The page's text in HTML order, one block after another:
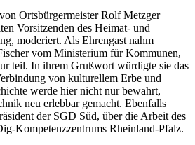
Ortsbürgermeister Rolf Metzger
Vorsitzenden des Heimat- und
moderiert. Als Ehrengast nahm
vom Ministerium für Kommunen,
teil. In ihrem Grußwort würdigte sie das
von kulturellem Erbe und
werde hier nicht nur bewahrt,
neu erlebbar gemacht. Ebenfalls
der SGD Süd, über die Arbeit des
Kompetenzzentrums Rheinland-Pfalz.